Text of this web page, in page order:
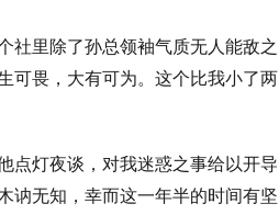
社里除了孙总领袖气质无人能敌之
可畏，大有可为。这个比我小了两
点灯夜谈，对我迷惑之事给以开导
讷无知，幸而这一年半的时间有坚